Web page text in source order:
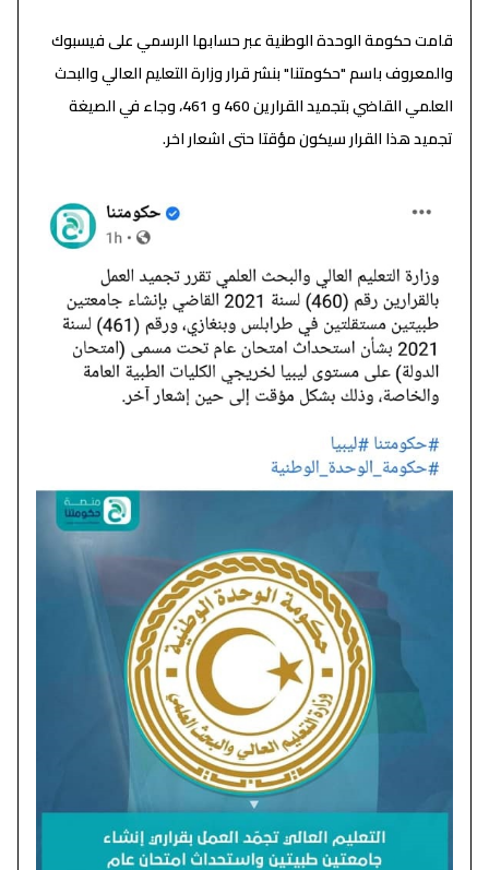
قامت حكومة الوحدة الوطنية عبر حسابها الرسمي على فيسبوك
والمعروف باسم "حكومتنا" بنشر قرار وزارة التعليم العالي والبحث
العلمي القاضي بتجميد القرارين 460 و 461، وجاء في الصيغة
تجميد هذا القرار سيكون مؤقتا حتى اشعار اخر.